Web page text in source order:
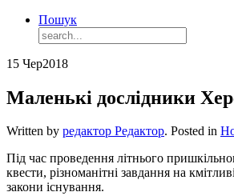
Пошук
15 Чер2018
Маленькі дослідники
Written by редактор Редактор. Posted in
Під час проведення літнього
квести, різноманітні завдання на
закони існування.